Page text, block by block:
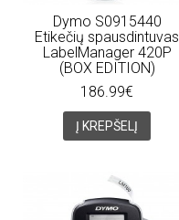
Dymo S0915440
Etikečių spausdintuvas
LabelManager 420P
(BOX EDITION)
186.99€
Į KREPŠELĮ